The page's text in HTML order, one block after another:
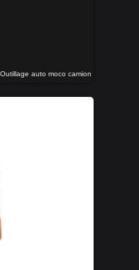
Outillage auto moco camion